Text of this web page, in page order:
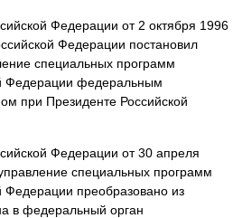
Федерации от 2 октября 1996
Федерации постановил
специальных программ
Федерации федеральным
при Президенте Российской
Федерации от 30 апреля
специальных программ
Федерации преобразовано из
в федеральный орган